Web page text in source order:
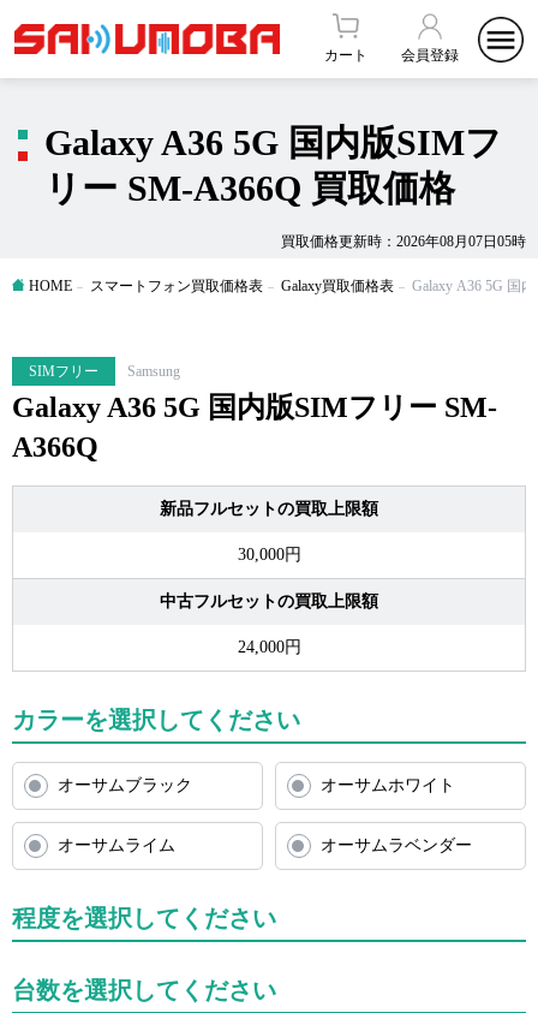
カート 会員登録
買取価格更新時：2026年08月07日05時
Galaxy A36 5G 国内版SIMフ
リー SM-A366Q 買取価格
HOME スマートフォン買取価格表 Galaxy買取価格表 Galaxy A36 5G 国
SIMフリー Samsung
Galaxy A36 5G 国内版SIMフリー SM-
A366Q
新品フルセットの買取上限額
30,000円
中古フルセットの買取上限額
24,000円
カラーを選択してください
オーサムブラック オーサムホワイト
オーサムライム オーサムラベンダー
程度を選択してください
台数を選択してください